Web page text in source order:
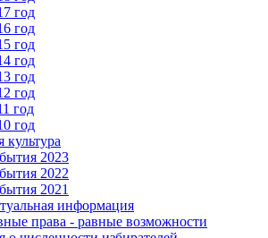
год
год
год
год
год
год
год
год
культура
2023
2022
2021
информация
права - равные возможности